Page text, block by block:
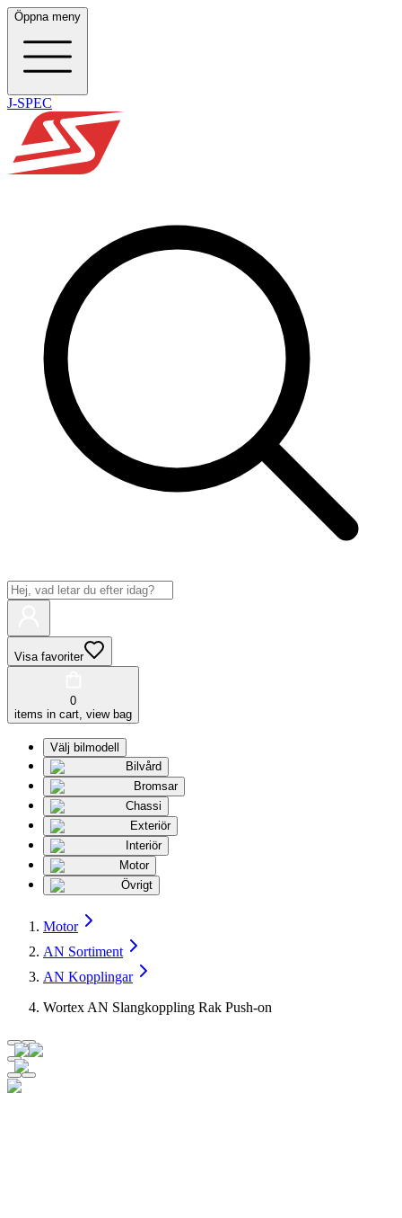
Öppna meny
J-SPEC
Visa favoriter
0
items in cart, view bag
Välj bilmodell
Bilvård
Bromsar
Chassi
Exteriör
Interiör
Motor
Övrigt
Motor
AN Sortiment
AN Kopplingar
Wortex AN Slangkoppling Rak Push-on